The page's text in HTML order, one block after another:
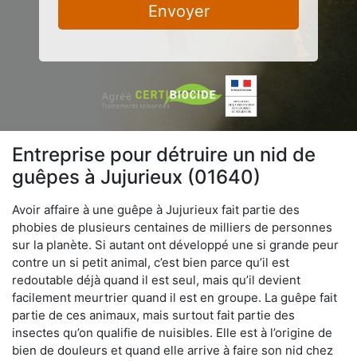
Envoyer
Entreprise pour détruire un nid de
guêpes à Jujurieux (01640)
Avoir affaire à une guêpe à Jujurieux fait partie des
phobies de plusieurs centaines de milliers de personnes
sur la planète. Si autant ont développé une si grande peur
contre un si petit animal, c’est bien parce qu’il est
redoutable déjà quand il est seul, mais qu’il devient
facilement meurtrier quand il est en groupe. La guêpe fait
partie de ces animaux, mais surtout fait partie des
insectes qu’on qualifie de nuisibles. Elle est à l’origine de
bien de douleurs et quand elle arrive à faire son nid chez